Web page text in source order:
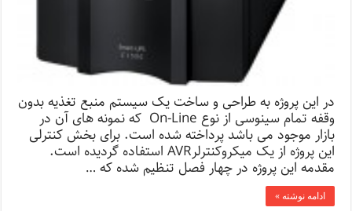
در این پروژه به طراحی و ساخت یک سیستم منبع تغذیه بدون
وقفه تمام سینوسی از نوع On-Line که نمونه های آن در
بازار موجود می باشد پرداخته شده است. برای بخش کنترلی
این پروژه از یک میکروکنترلرAVR استفاده گردیده است.
مقدمه این پروژه در چهار فصل تنظیم شده که …
ادامه نوشته »